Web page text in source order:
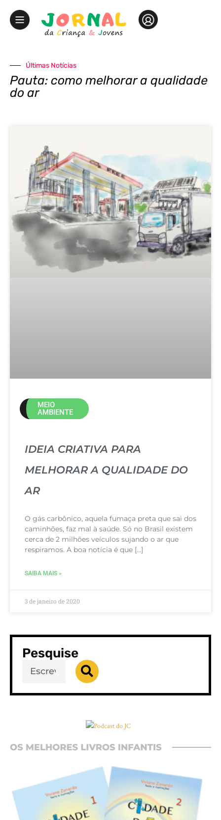
Últimas Notícias
Pauta: como melhorar a qualidade
do ar
MEIO
AMBIENTE
IDEIA CRIATIVA PARA
MELHORAR A QUALIDADE DO
AR
O gás carbônico, aquela fumaça preta que sai dos
caminhões, faz mal à saúde. Só no Brasil existem
cerca de 2 milhões veículos sujando o ar que
respiramos. A boa notícia é que […]
SAIBA MAIS »
3 de janeiro de 2020
Pesquise